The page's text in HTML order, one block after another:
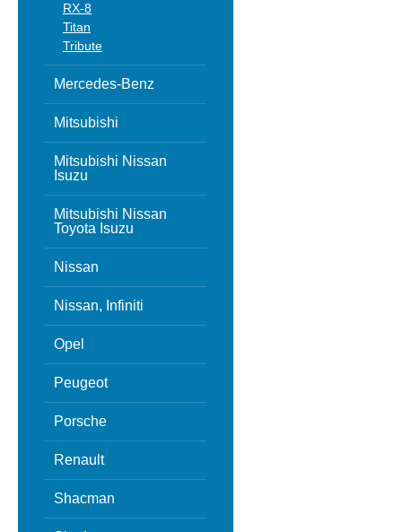
RX-8
Titan
Tribute
Mercedes-Benz
Mitsubishi
Mitsubishi Nissan
Isuzu
Mitsubishi Nissan
Toyota Isuzu
Nissan
Nissan, Infiniti
Opel
Peugeot
Porsche
Renault
Shacman